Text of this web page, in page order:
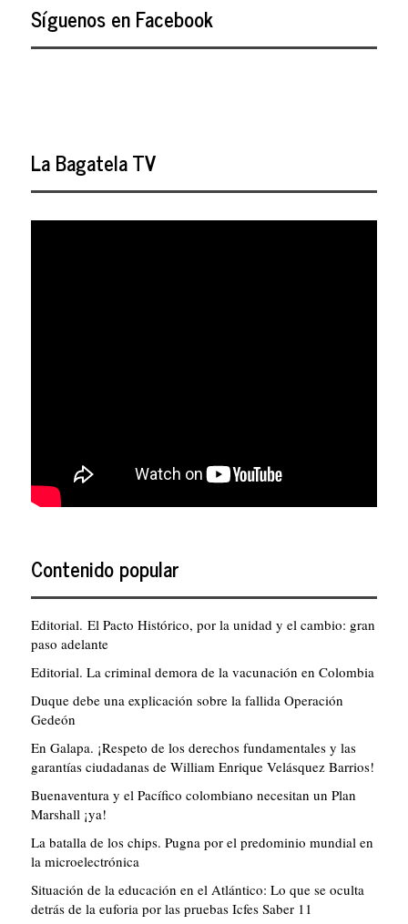
Síguenos en Facebook
La Bagatela TV
Contenido popular
Editorial. El Pacto Histórico, por la unidad y el cambio: gran
paso adelante
Editorial. La criminal demora de la vacunación en Colombia
Duque debe una explicación sobre la fallida Operación
Gedeón
En Galapa. ¡Respeto de los derechos fundamentales y las
garantías ciudadanas de William Enrique Velásquez Barrios!
Buenaventura y el Pacífico colombiano necesitan un Plan
Marshall ¡ya!
La batalla de los chips. Pugna por el predominio mundial en
la microelectrónica
Situación de la educación en el Atlántico: Lo que se oculta
detrás de la euforia por las pruebas Icfes Saber 11